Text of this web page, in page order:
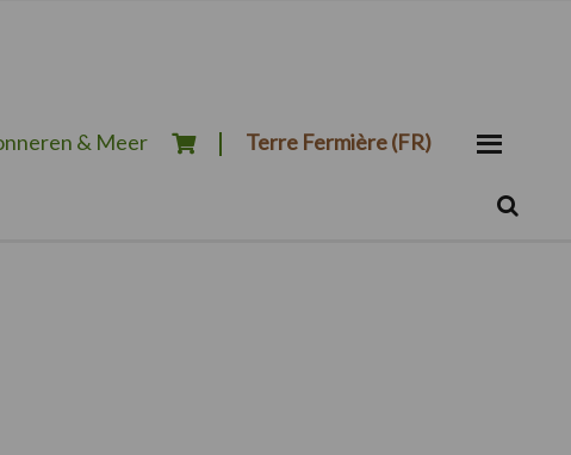
& Meer Terre Fermière (FR)